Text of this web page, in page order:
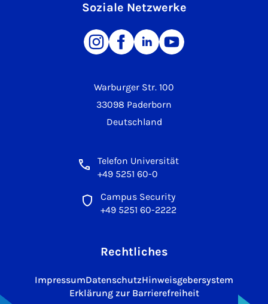
Warburger Str. 100
33098 Paderborn
Deutschland
Telefon Universität
+49 5251 60-0
Campus Security
+49 5251 60-2222
Soziale Netzwerke
Rechtliches
ImpressumDatenschutzHinweisgebersystem
Erklärung zur Barrierefreiheit